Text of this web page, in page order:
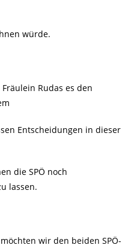
würde.
Rudas es den
Entscheidungen in dieser
die SPÖ noch
lassen.
wir den beiden SPÖ-